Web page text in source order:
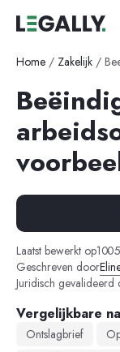
Home / Zakelijk /
Laatst bewerkt op10-
Geschreven door
Juridisch gevalideerd
Vergelijkbare
Ontslagbrief